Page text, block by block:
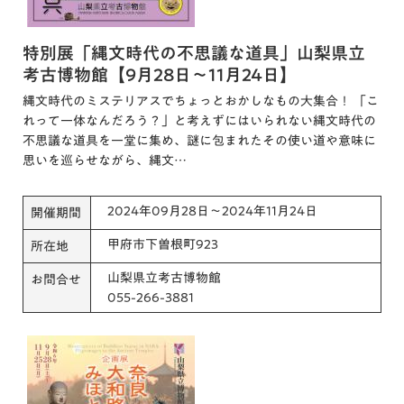
特別展「縄文時代の不思議な道具」山梨県立
考古博物館【9月28日～11月24日】
縄文時代のミステリアスでちょっとおかしなもの大集合！ 「こ
れって一体なんだろう？」と考えずにはいられない縄文時代の
不思議な道具を一堂に集め、謎に包まれたその使い道や意味に
思いを巡らせながら、縄文…
開催期間 2024年09月28日～2024年11月24日
所在地 甲府市下曽根町923
お問合せ
山梨県立考古博物館
055-266-3881